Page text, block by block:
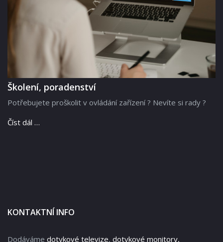
Školení, poradenství
Potřebujete proškolit v ovládání zařízení ? Nevíte si rady ?
Číst dál …
KONTAKTNÍ INFO
Dodáváme dotykové televize, dotykové monitory,